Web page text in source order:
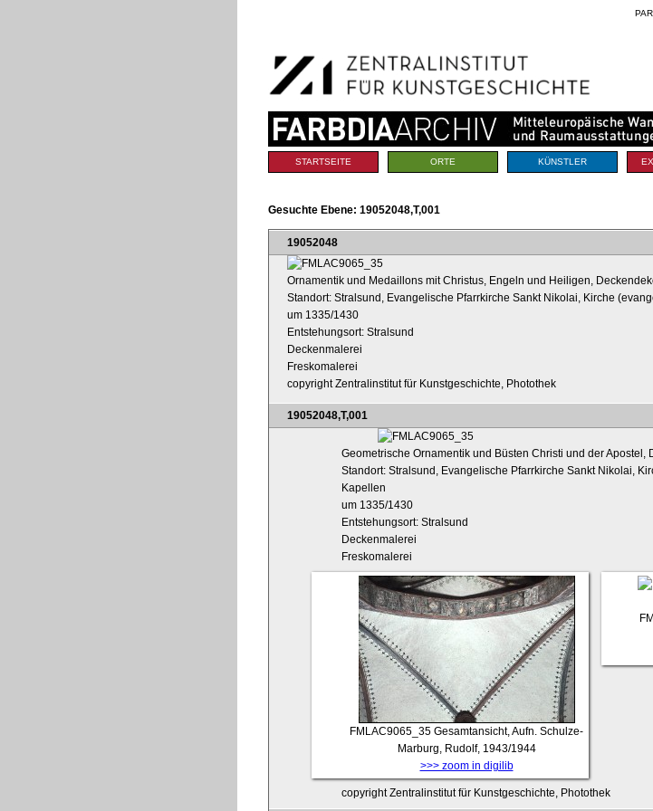
Navigation
Sektionen
STARTSEITE ORTE KÜNSTLER
Gesuchte Ebene: 19052048,T,001
19052048
Ornamentik und Medaillons mit Christus, Engeln und Heiligen,
Standort: Stralsund, Evangelische Pfarrkirche Sankt Nikolai, Kirche
um 1335/1430
Entstehungsort: Stralsund
Deckenmalerei
Freskomalerei
copyright Zentralinstitut für Kunstgeschichte, Photothek
19052048,T,001
Geometrische Ornamentik und Büsten Christi und der Apostel,
Standort: Stralsund, Evangelische Pfarrkirche Sankt Nikolai,
Kapellen
um 1335/1430
Entstehungsort: Stralsund
Deckenmalerei
Freskomalerei
FMLAC9065_35 Gesamtansicht, Aufn. Schulze-
Marburg, Rudolf, 1943/1944
>>> zoom in digilib
copyright Zentralinstitut für Kunstgeschichte, Photothek